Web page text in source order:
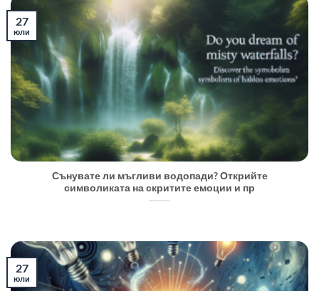
Сънувате ли мъгливи водопади? Открийте
символиката на скритите емоции и пр
27
юли
27
юли